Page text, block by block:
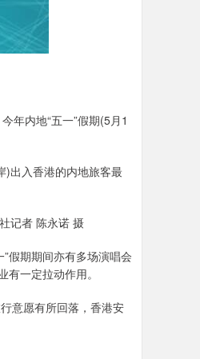
年内地“五一”假期(5月1
出入香港的内地旅客最
记者 陈永诺 摄
假期期间亦有多场演唱会
一定拉动作用。
意愿有所回落，香港安